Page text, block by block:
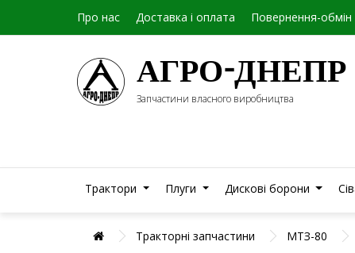
Про нас Доставка і оплата Повернення-обмін
АГРО-ДНЕПР
Запчастини власного виробництва
Трактори Плуги Дискові борони
Тракторні запчастини МТЗ-80